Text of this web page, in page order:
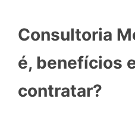
Consultoria
é, benefícios
contratar?